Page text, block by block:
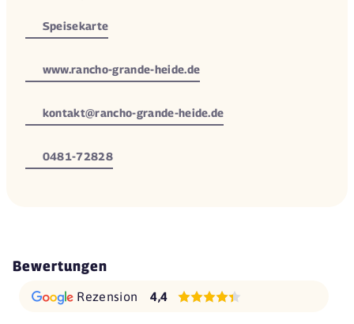
Speisekarte
www.rancho-grande-heide.de
kontakt@rancho-grande-heide.de
0481-72828
Bewertungen
Rezension 4,4